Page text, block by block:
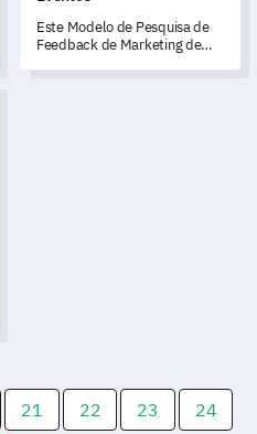
Este Modelo de Pesquisa de
Feedback de Marketing de
de Software
21 22 23 24